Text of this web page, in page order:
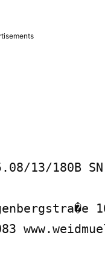
13/180B SN